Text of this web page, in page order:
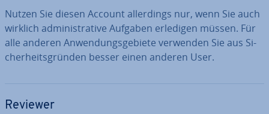
Nutzen Sie diesen Account al­ler­dings nur, wenn Sie auch
wirklich ad­mi­nis­tra­ti­ve Aufgaben erledigen müssen. Für
alle anderen An­wen­dungs­ge­bie­te verwenden Sie aus Si­
cher­heits­grün­den besser einen anderen User.
Reviewer